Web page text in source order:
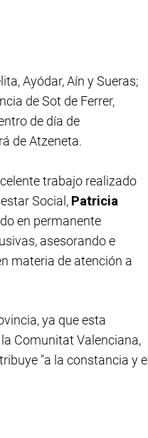
Ayódar, Aín y Sueras;
de Sot de Ferrer,
de día de
de Atzeneta.
trabajo realizado
Social, Patricia
en permanente
asesorando e
materia de atención a
ya que esta
Comunitat Valenciana,
"a la constancia y el